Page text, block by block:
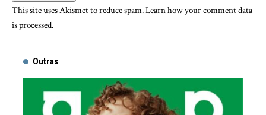
This site uses Akismet to reduce spam.Learn how your comment data
is processed.
Outras